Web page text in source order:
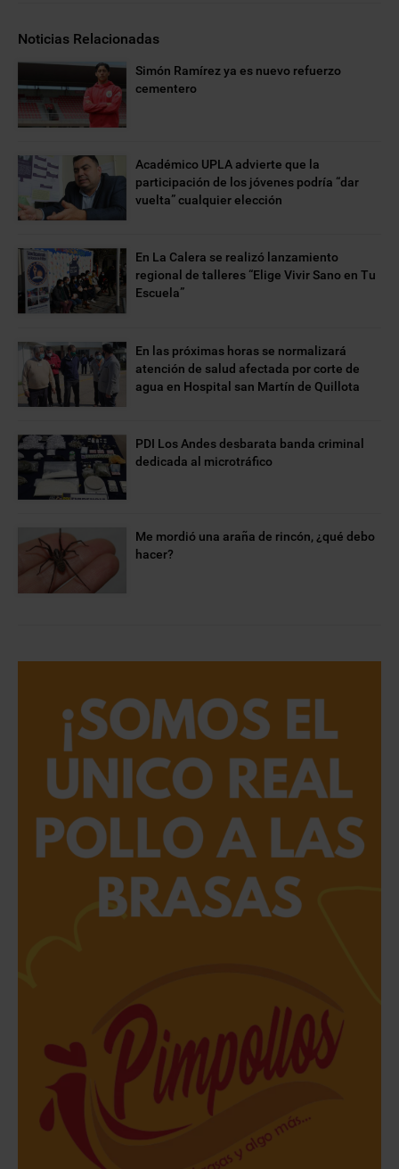
Noticias Relacionadas
Simón Ramírez ya es nuevo refuerzo
cementero
Académico UPLA advierte que la
participación de los jóvenes podría “dar
vuelta” cualquier elección
En La Calera se realizó lanzamiento
regional de talleres “Elige Vivir Sano en Tu
Escuela”
En las próximas horas se normalizará
atención de salud afectada por corte de
agua en Hospital san Martín de Quillota
PDI Los Andes desbarata banda criminal
dedicada al microtráfico
Me mordió una araña de rincón, ¿qué debo
hacer?